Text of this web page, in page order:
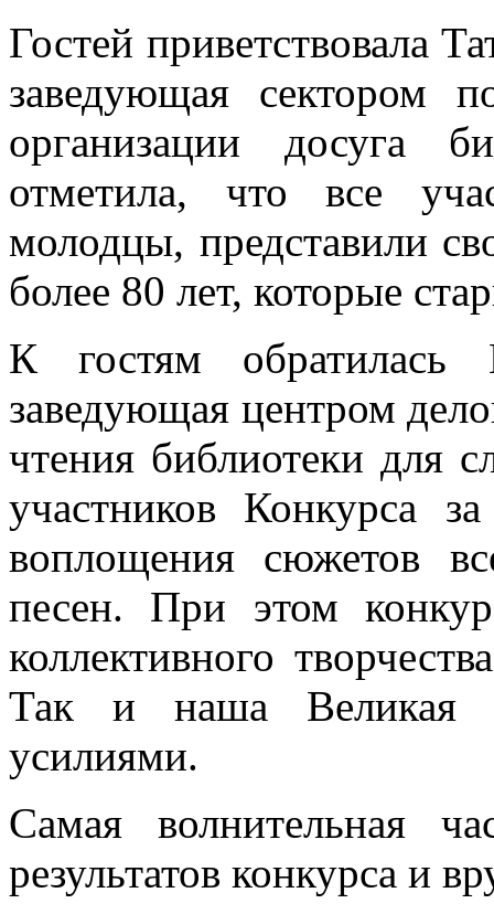
Гостей приветствовала
заведующая
организации досуга
отметила, что все
молодцы, представили
более 80 лет, которые
К гостям обратилась
заведующая центром
чтения библиотеки для
участников Конкурса
воплощения сюжетов
песен. При этом
коллективного
Так и наша Великая
усилиями.
Самая волнительная
результатов конкурса и